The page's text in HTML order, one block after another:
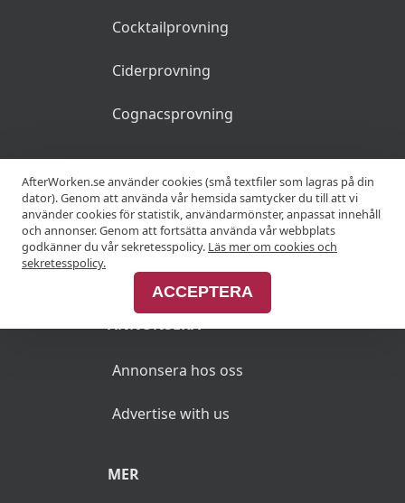
Cocktailprovning
Ciderprovning
Cognacsprovning
KRÖGARE
Anslut din restaurang
ANNONSERA
Annonsera hos oss
Advertise with us
MER
AfterWorken.se använder cookies (små textfiler som lagras på din
dator). Genom att använda vår hemsida samtycker du till att vi
använder cookies för statistik, användarmönster, anpassat innehåll
och annonser. Genom att fortsätta använda vår webbplats
godkänner du vår sekretesspolicy. Läs mer om cookies och
sekretesspolicy.
ACCEPTERA